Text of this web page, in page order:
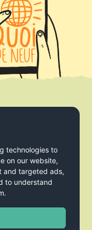
technologies to
on our website,
and targeted ads,
to understand